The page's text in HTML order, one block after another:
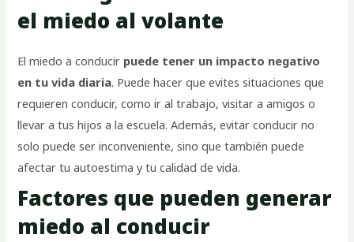
el miedo al volante
El miedo a conducir puede tener un impacto negativo
en tu vida diaria. Puede hacer que evites situaciones que
requieren conducir, como ir al trabajo, visitar a amigos o
llevar a tus hijos a la escuela. Además, evitar conducir no
solo puede ser inconveniente, sino que también puede
afectar tu autoestima y tu calidad de vida.
Factores que pueden generar
miedo al conducir